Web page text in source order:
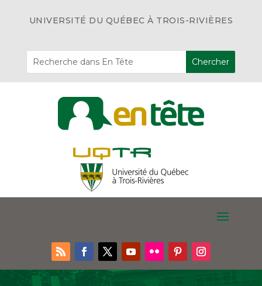
UNIVERSITÉ DU QUÉBEC À TROIS-RIVIÈRES